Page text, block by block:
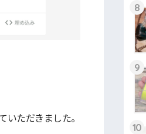
ただきました。
8
9
10